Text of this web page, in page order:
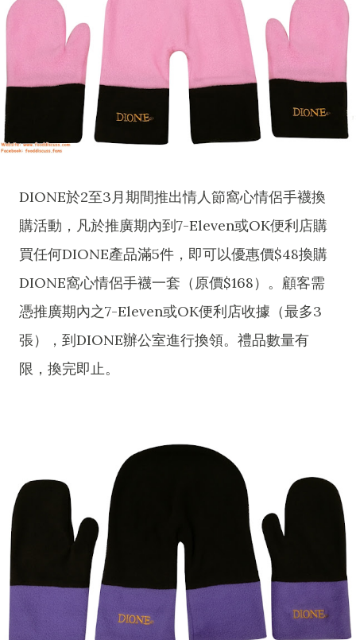
DIONE於2至3月期間推出情人節窩心情侶手襪換
購活動，凡於推廣期內到7-Eleven或OK便利店購
買任何DIONE產品滿5件，即可以優惠價$48換購
DIONE窩心情侶手襪一套（原價$168）。顧客需
憑推廣期內之7-Eleven或OK便利店收據（最多3
張），到DIONE辦公室進行換領。禮品數量有
限，換完即止。